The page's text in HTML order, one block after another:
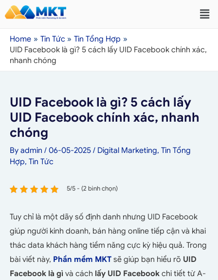
Home Tin Tức
Tin Tổng Hợp
UID Facebook là gì? 5 cách lấy UID Facebook chính xác,
nhanh chóng
UID Facebook là gì? 5 cách lấy
UID Facebook chính xác, nhanh
chóng
By admin / 06-05-2025 / Digital Marketing, Tin Tổng
Hợp, Tin Tức
5/5 - (2 bình chọn)
Tuy chỉ là một dãy số định danh nhưng UID Facebook
giúp người kinh doanh, bán hàng online tiếp cận và khai
thác data khách hàng tiềm năng cực kỳ hiệu quả. Trong
bài viết này, Phần mềm MKT sẽ giúp bạn hiểu rõ UID
Facebook là gì và cách lấy UID Facebook chi tiết từ A-